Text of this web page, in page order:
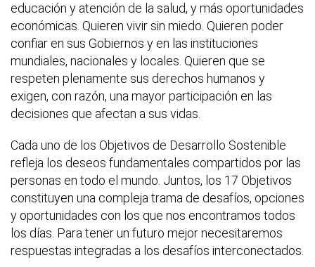
educación y atención de la salud, y más oportunidades
económicas. Quieren vivir sin miedo. Quieren poder
confiar en sus Gobiernos y en las instituciones
mundiales, nacionales y locales. Quieren que se
respeten plenamente sus derechos humanos y
exigen, con razón, una mayor participación en las
decisiones que afectan a sus vidas.
Cada uno de los Objetivos de Desarrollo Sostenible
refleja los deseos fundamentales compartidos por las
personas en todo el mundo. Juntos, los 17 Objetivos
constituyen una compleja trama de desafíos, opciones
y oportunidades con los que nos encontramos todos
los días. Para tener un futuro mejor necesitaremos
respuestas integradas a los desafíos interconectados.